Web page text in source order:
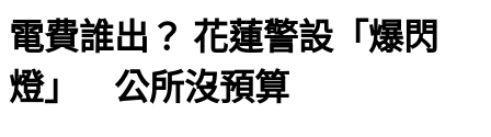
電費誰出？ 花蓮警設「爆閃
燈」 公所沒預算